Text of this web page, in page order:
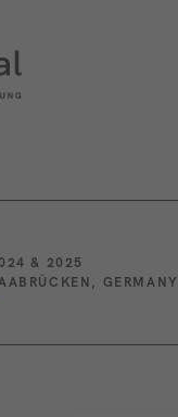
& 2025
GERMANY